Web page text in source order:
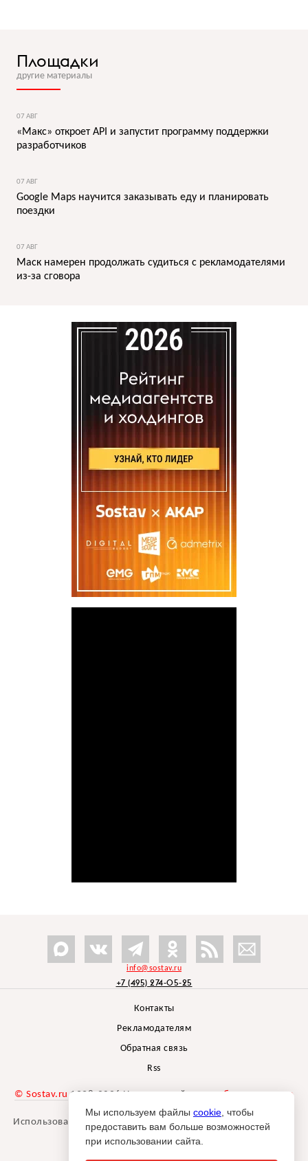
Площадки
другие материалы
07 АВГ
«Макс» откроет API и запустит программу поддержки
разработчиков
07 АВГ
Google Maps научится заказывать еду и планировать
поездки
07 АВГ
Маск намерен продолжать судиться с рекламодателями
из-за сговора
info@sostav.ru
+7 (495) 274-05-25
Контакты
Рекламодателям
Обратная связь
Rss
© Sostav.ru 1998-2026 Независимый проектбрендингового
агентства Depot
Использование материалов Sostav.ru допустимо только при
указании источника.
Мы используем файлы cookie , чтобы
предоставить вам больше возможностей
при использовании сайта.